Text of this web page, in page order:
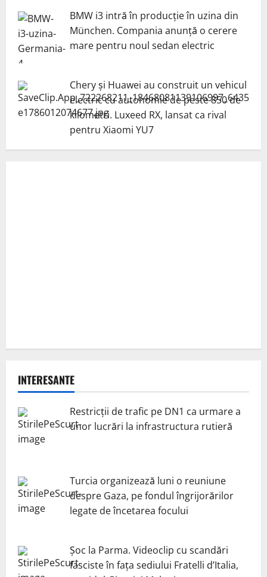
BMW i3 intră în producție în uzina din
München. Compania anunță o cerere
mare pentru noul sedan electric
Chery și Huawei au construit un vehicul
electric cu autonomie de peste 850 de
kilometri. Luxeed RX, lansat ca rival
pentru Xiaomi YU7
INTERESANTE
Restricții de trafic pe DN1 ca urmare a
unor lucrări la infrastructura rutieră
Turcia organizează luni o reuniune
despre Gaza, pe fondul îngrijorărilor
legate de încetarea focului
Șoc la Parma. Videoclip cu scandări
fasciste în fața sediului Fratelli d’Italia,